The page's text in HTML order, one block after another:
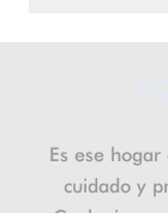
Es ese
cuidado y